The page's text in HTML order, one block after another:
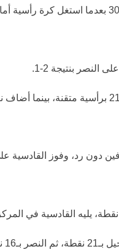
النصر بنتيجة 2-1.
دون رد، وفوز القادسية
القادسية في المركز
بـ21 نقطة، ثم النصر بـ16 نقطة، فيما يتقاسم